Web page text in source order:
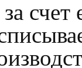
счет